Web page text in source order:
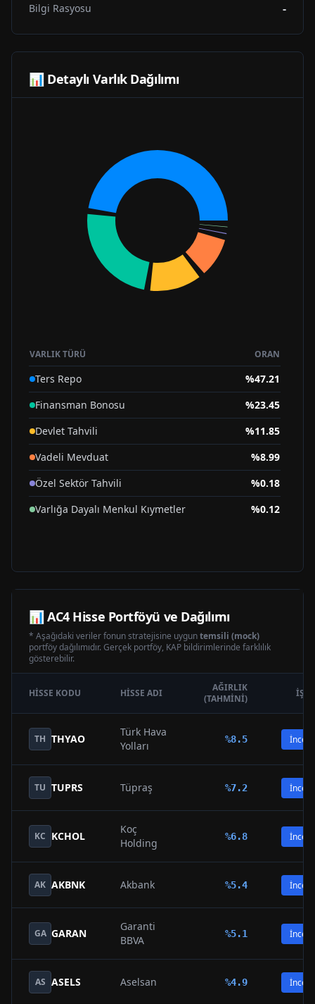
Bilgi Rasyosu -
📊 Detaylı Varlık Dağılımı
VARLIK TÜRÜ ORAN
Ters Repo %47.21
Finansman Bonosu
%23.45
Devlet Tahvili
%11.85
Vadeli Mevduat
%8.99
Özel Sektör Tahvili
%0.18
Varlığa Dayalı Menkul Kıymetler
%0.12
📊AC4Hisse Portföyü ve Dağılımı
* Aşağıdaki veriler fonun stratejisine uyguntemsili (mock)
portföy dağılımıdır. Gerçek portföy, KAP bildirimlerinde farklılık
gösterebilir.
HISSE KODU HISSE ADI
AĞIRLIK
(TAHMINI)
TH THYAO
Türk Hava
Yolları
%8.5 İncele
TU TUPRS Tüpraş %7.2 İncele
KC KCHOL
Koç
Holding
%6.8 İncele
AK AKBNK Akbank %5.4 İncele
GA GARAN
Garanti
BBVA
%5.1 İncele
AS ASELS Aselsan %4.9 İncele